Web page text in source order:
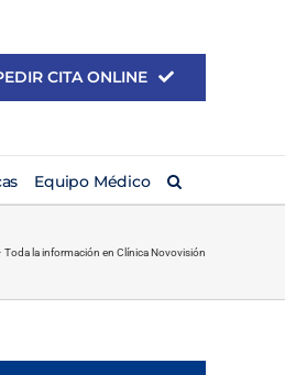
CITA ONLINE
Equipo Médico
la información en Clínica Novovisión